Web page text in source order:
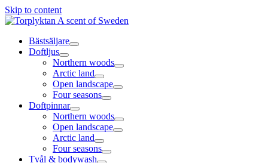
Skip to content
Bästsäljare
Doftljus
Northern woods
Arctic land
Open landscape
Four seasons
Doftpinnar
Northern woods
Open landscape
Arctic land
Four seasons
Tvål & bodywash